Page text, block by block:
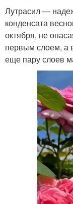
Лутрасил —
конденсата
октября, не
первым слоем, а
еще пару слоев